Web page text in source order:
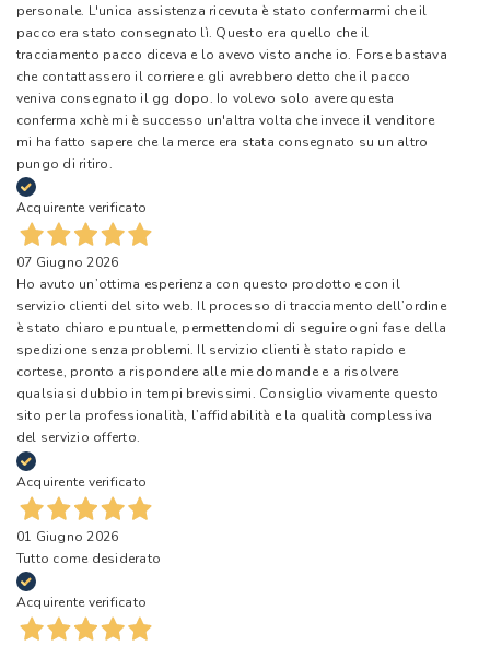
personale. L'unica assistenza ricevuta è stato confermarmi che il
pacco era stato consegnato lì. Questo era quello che il
tracciamento pacco diceva e lo avevo visto anche io. Forse bastava
che contattassero il corriere e gli avrebbero detto che il pacco
veniva consegnato il gg dopo. Io volevo solo avere questa
conferma xchè mi è successo un'altra volta che invece il venditore
mi ha fatto sapere che la merce era stata consegnato su un altro
pungo di ritiro.
Acquirente verificato
07 Giugno 2026
Ho avuto un’ottima esperienza con questo prodotto e con il
servizio clienti del sito web. Il processo di tracciamento dell’ordine
è stato chiaro e puntuale, permettendomi di seguire ogni fase della
spedizione senza problemi. Il servizio clienti è stato rapido e
cortese, pronto a rispondere alle mie domande e a risolvere
qualsiasi dubbio in tempi brevissimi. Consiglio vivamente questo
sito per la professionalità, l’affidabilità e la qualità complessiva
del servizio offerto.
Acquirente verificato
01 Giugno 2026
Tutto come desiderato
Acquirente verificato